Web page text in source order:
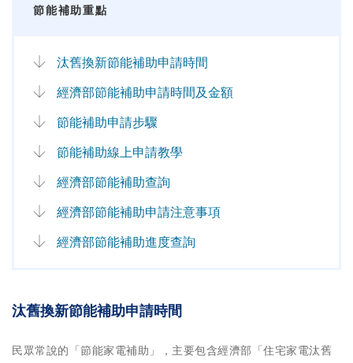
節能補助重點
汰舊換新節能補助申請時間
經濟部節能補助申請時間及金額
節能補助申請步驟
節能補助線上申請教學
經濟部節能補助查詢
經濟部節能補助申請注意事項
經濟部節能補助進度查詢
汰舊換新節能補助申請時間
民眾常說的「節能家電補助」，主要包含經濟部「住宅家電汰舊